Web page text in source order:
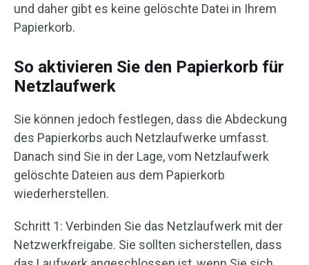
und daher gibt es keine gelöschte Datei in Ihrem
Papierkorb.
So aktivieren Sie den Papierkorb für
Netzlaufwerk
Sie können jedoch festlegen, dass die Abdeckung
des Papierkorbs auch Netzlaufwerke umfasst.
Danach sind Sie in der Lage, vom Netzlaufwerk
gelöschte Dateien aus dem Papierkorb
wiederherstellen.
Schritt 1: Verbinden Sie das Netzlaufwerk mit der
Netzwerkfreigabe. Sie sollten sicherstellen, dass